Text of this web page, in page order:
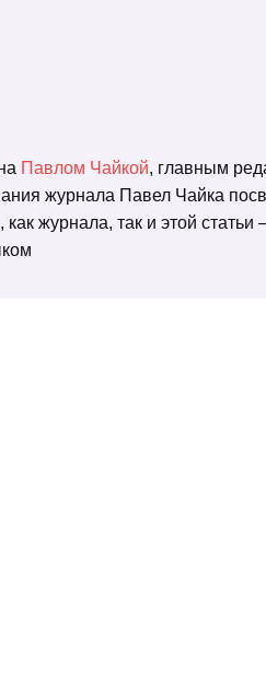
Павлом Чайкой, главным
журнала Павел Чайка
как журнала, так и этой